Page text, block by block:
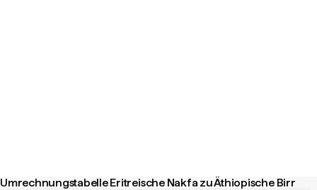
Umrechnungstabelle Eritreische Nakfa zu Äthiopische Birr